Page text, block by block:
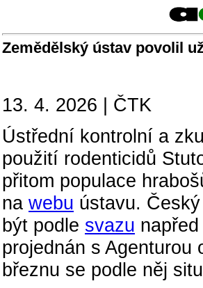
Zemědělský ústav povolil
13. 4. 2026 | ČTK
Ústřední kontrolní a
použití rodenticidů
přitom populace
na webu ústavu.
být podle svazu
projednán s
březnu se podle něj